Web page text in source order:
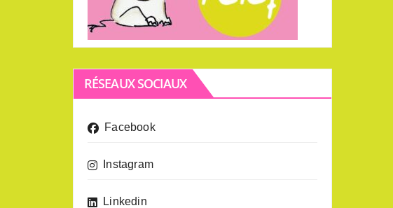
RÉSEAUX SOCIAUX
Facebook
Instagram
Linkedin